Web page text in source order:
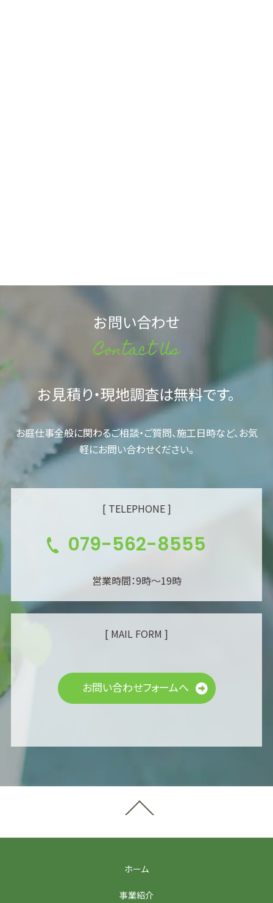
お問い合わせ
Contact Us
お見積り・現地調査は無料です。
お庭仕事全般に関わるご相談・ご質問、施工日時など、お気
軽にお問い合わせください。
[ TELEPHONE ]
079-562-8555
営業時間：9時～19時
[ MAIL FORM ]
お問い合わせフォームへ
ホーム
事業紹介